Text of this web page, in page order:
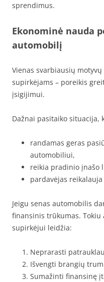
sprendimus.
Ekonominė nauda
automobilį
Vienas svarbiausių
supirkėjams – poreikis
įsigijimui.
Dažnai pasitaiko situacija,
randamas geras
automobiliui,
reikia pradinio įnašo
pardavėjas
Jeigu senas automobilis
finansinis trūkumas.
supirkėjui leidžia:
Neprarasti
Išvengti brangių
Sumažinti finansinę